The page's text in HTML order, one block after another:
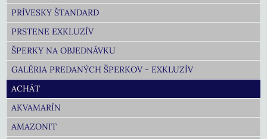
PRÍVESKY ŠTANDARD
PRSTENE EXKLUZÍV
ŠPERKY NA OBJEDNÁVKU
GALÉRIA PREDANÝCH ŠPERKOV - EXKLUZÍV
ACHÁT
AKVAMARÍN
AMAZONIT